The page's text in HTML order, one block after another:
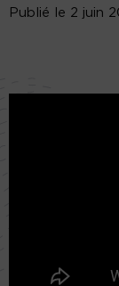
Publié le 2 juin